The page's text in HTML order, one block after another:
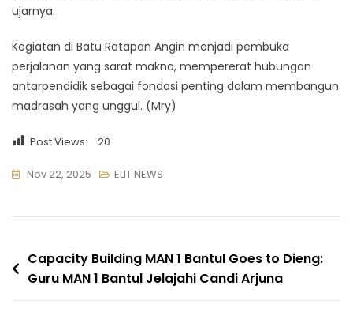
ujarnya.
Kegiatan di Batu Ratapan Angin menjadi pembuka
perjalanan yang sarat makna, mempererat hubungan
antarpendidik sebagai fondasi penting dalam membangun
madrasah yang unggul. (Mry)
Post Views: 20
Nov 22, 2025 ELIT NEWS
Navigasi
pos
Capacity Building MAN 1 Bantul Goes to Dieng:
Guru MAN 1 Bantul Jelajahi Candi Arjuna